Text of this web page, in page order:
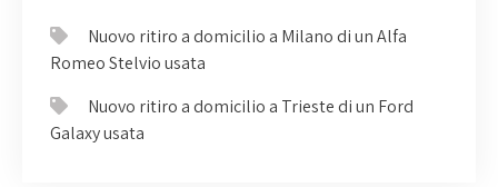
Nuovo ritiro a domicilio a Milano di un Alfa
Romeo Stelvio usata
Nuovo ritiro a domicilio a Trieste di un Ford
Galaxy usata